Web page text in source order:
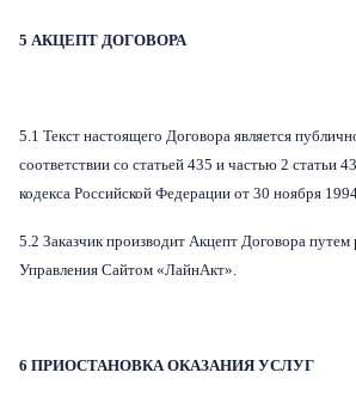
5 АКЦЕПТ ДОГОВОРА
5.1 Текст настоящего Договора является
соответствии со статьей 435 и частью 2 статьи
кодекса Российской Федерации от 30 ноября
5.2 Заказчик производит Акцепт Договора путем
Управления Сайтом «ЛайнАкт».
6 ПРИОСТАНОВКА ОКАЗАНИЯ УСЛУГ